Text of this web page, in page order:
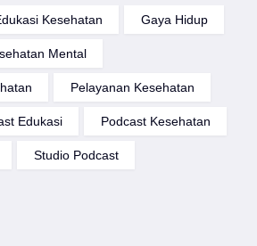
Kesehatan Gaya Hidup
Mental
Pelayanan Kesehatan
Edukasi Podcast Kesehatan
Studio Podcast